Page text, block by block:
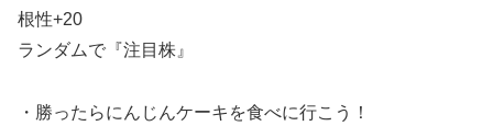
根性+20
ランダムで『注目株』
・勝ったらにんじんケーキを食べに行こう！